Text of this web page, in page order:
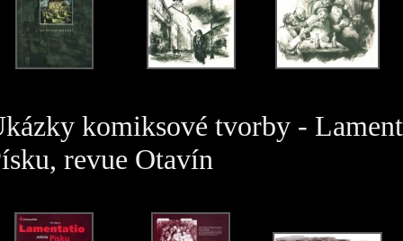
komiksové tvorby -
revue Otavín